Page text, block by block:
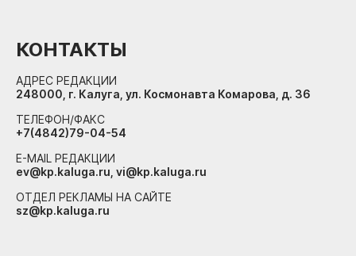
КОНТАКТЫ
АДРЕС РЕДАКЦИИ
248000, г. Калуга, ул. Космонавта Комарова, д. 36
ТЕЛЕФОН/ФАКС
+7(4842)79-04-54
E-MAIL РЕДАКЦИИ
ev@kp.kaluga.ru, vi@kp.kaluga.ru
ОТДЕЛ РЕКЛАМЫ НА САЙТЕ
sz@kp.kaluga.ru